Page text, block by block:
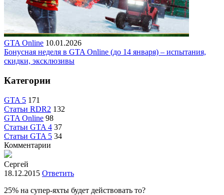
GTA Online 10.01.2026
Бонусная неделя в GTA Online (до 14 января) – испытания,
скидки, эксклюзивы
Категории
GTA 5 171
Статьи RDR2 132
GTA Online 98
Статьи GTA 4 37
Статьи GTA 5 34
Комментарии
Сергей
18.12.2015 Ответить
25% на супер-яхты будет действовать то?